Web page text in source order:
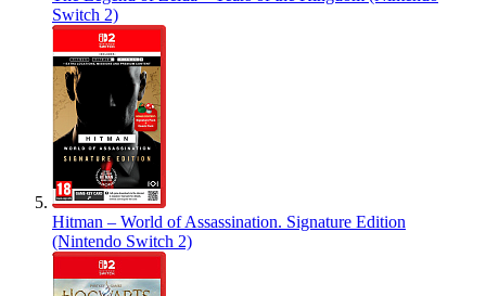
Switch 2)
Hitman – World of Assassination. Signature Edition
(Nintendo Switch 2)